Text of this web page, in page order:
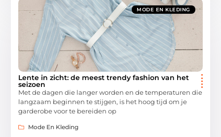
MODE EN KLEDING
Lente in zicht: de meest trendy fashion van het
seizoen
Met de dagen die langer worden en de temperaturen die
langzaam beginnen te stijgen, is het hoog tijd om je
garderobe voor te bereiden op
Mode En Kleding